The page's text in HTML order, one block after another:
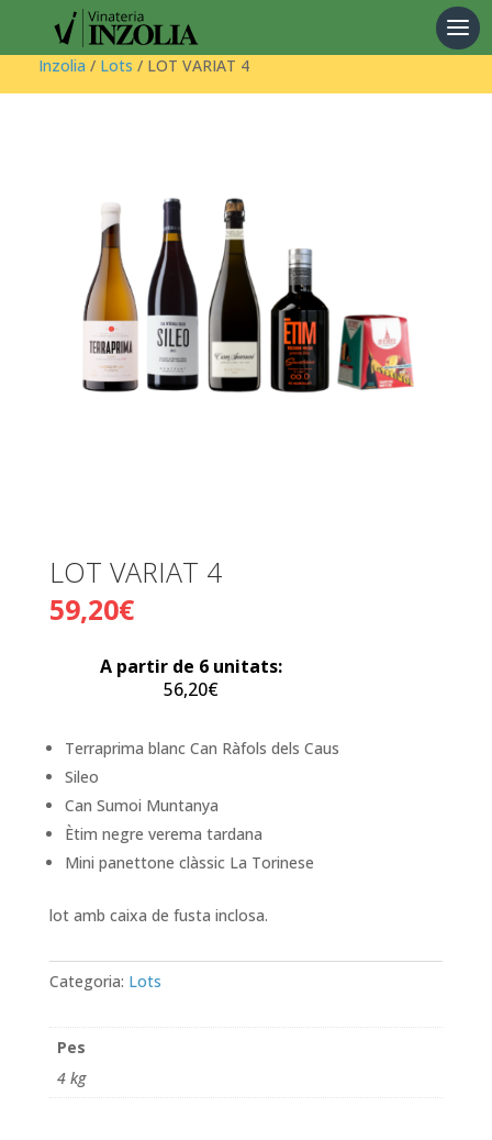
Products
search
Inzolia / Lots / LOT VARIAT 4
LOT VARIAT 4
59,20€
A partir de 6 unitats:
56,20€
Terraprima blanc Can Ràfols dels Caus
Sileo
Can Sumoi Muntanya
Ètim negre verema tardana
Mini panettone clàssic La Torinese
lot amb caixa de fusta inclosa.
Categoria: Lots
Pes
4 kg